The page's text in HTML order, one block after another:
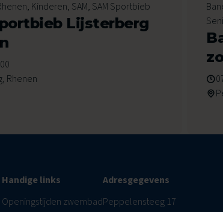
Kinderen, SAM, SAM Sportbieb
Lijsterberg
Rhenen
Handige links
Openingstijden zwembad
Adresgegevens
Peppelensteeg 17